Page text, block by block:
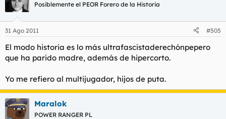
Posiblemente el PEOR Forero de la Historia
31 Ago 2011 #505
El modo historia es lo más ultrafascistaderechónpepero
que ha parido madre, además de hipercorto.
Yo me refiero al multijugador, hijos de puta.
Maralok
POWER RANGER PL